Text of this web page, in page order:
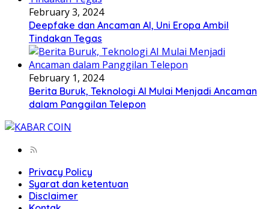
February 3, 2024
Deepfake dan Ancaman AI, Uni Eropa Ambil
Tindakan Tegas
February 1, 2024
Berita Buruk, Teknologi AI Mulai Menjadi Ancaman
dalam Panggilan Telepon
Privacy Policy
Syarat dan ketentuan
Disclaimer